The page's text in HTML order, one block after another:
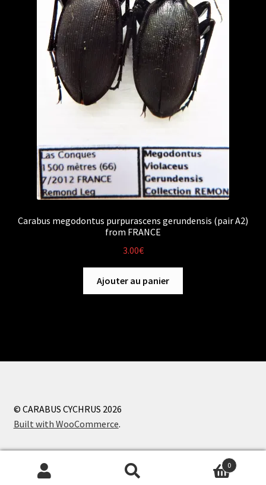
Carabus megodontus purpurascens gerundensis (pair A2)
from FRANCE
3.00€
Ajouter au panier
© CARABUS CYCHRUS 2026
Built with WooCommerce.
Recherche
Recherche
0